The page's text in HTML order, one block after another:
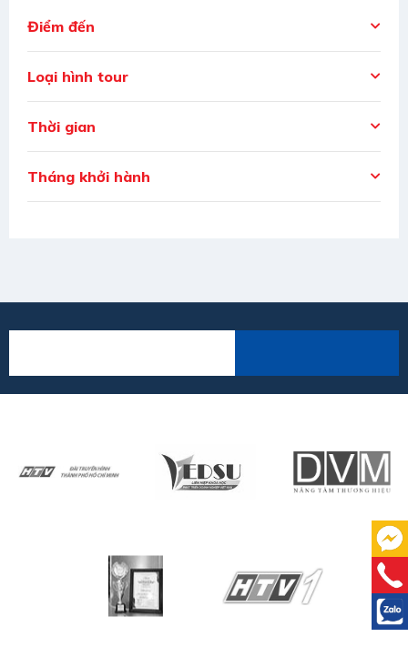
Điểm đến
Loại hình tour
Thời gian
Tháng khởi hành